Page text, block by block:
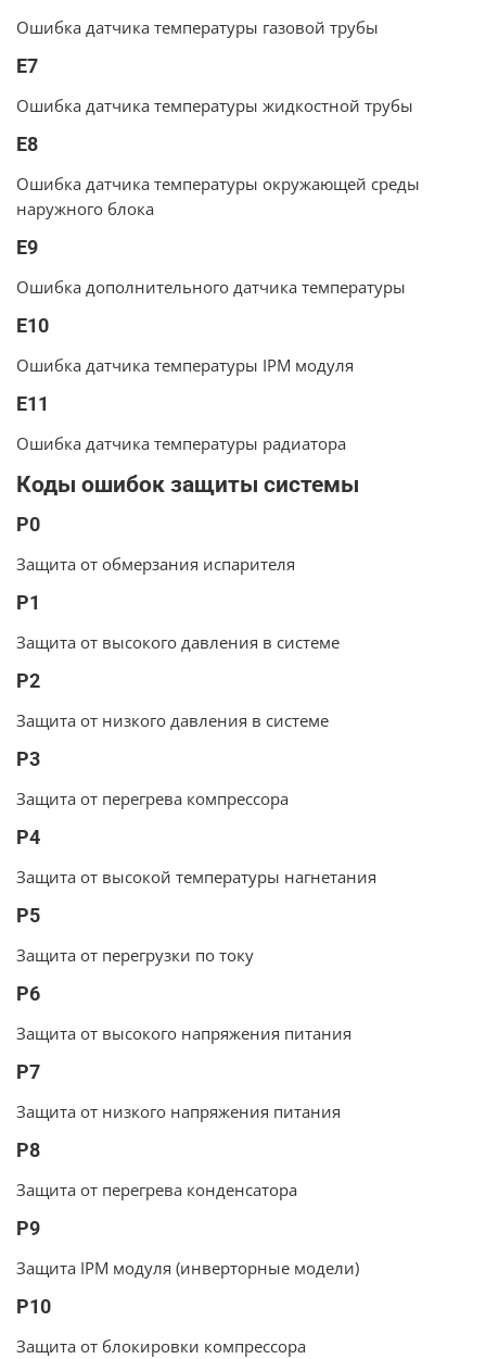
Ошибка датчика температуры газовой трубы
E7
Ошибка датчика температуры жидкостной трубы
E8
Ошибка датчика температуры окружающей среды
наружного блока
E9
Ошибка дополнительного датчика температуры
E10
Ошибка датчика температуры IPM модуля
E11
Ошибка датчика температуры радиатора
Коды ошибок защиты системы
P0
Защита от обмерзания испарителя
P1
Защита от высокого давления в системе
P2
Защита от низкого давления в системе
P3
Защита от перегрева компрессора
P4
Защита от высокой температуры нагнетания
P5
Защита от перегрузки по току
P6
Защита от высокого напряжения питания
P7
Защита от низкого напряжения питания
P8
Защита от перегрева конденсатора
P9
Защита IPM модуля (инверторные модели)
P10
Защита от блокировки компрессора